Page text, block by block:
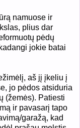
namuose ir
plius dar
pėdų
jokie batai
aš jį įkeliu į
jo pėdos atsiduria
(žemės). Patiesti
ir pavasarį tapo
garažą, kad